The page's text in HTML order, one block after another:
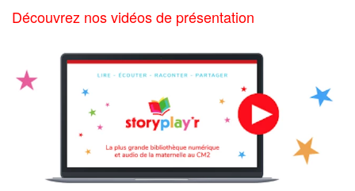
Découvrez nos vidéos de présentation